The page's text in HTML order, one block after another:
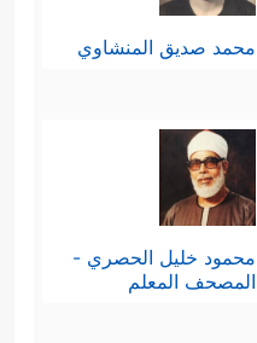
محمد صديق المنشاوي
محمود خليل الحصري -
المصحف المعلم